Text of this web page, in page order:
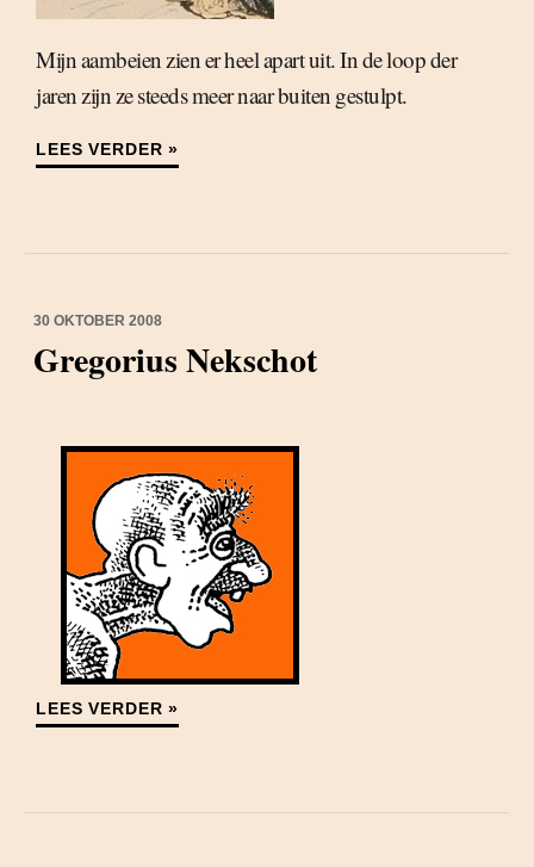
Mijn aambeien zien er heel apart uit. In de loop der
jaren zijn ze steeds meer naar buiten gestulpt.
LEES VERDER »
30 OKTOBER 2008
Gregorius Nekschot
LEES VERDER »